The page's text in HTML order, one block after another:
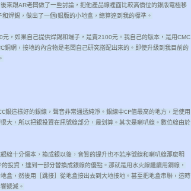
來跟AR老闆做了一些討論，把他產品線裡面比較高價位的銀版電極移
焊錫，做出了一個I銀版的小地盒，總算達到我的標準。
，如果自己提供焊錫和端子，是賣2100元。我自己的版本，是用CMC
網，接地的內含物是老闆自己研究搭配出來的。即使升級到我目前的
銀這樣好的銀線，聲音非常通透純淨。銀線中CP值最高的地方，是使用
大，所以把銀投資在訊號線部分，最划算。其次是喇叭線。數位線由於
線十分傷本，換成銀以後，音質的提升也不若序號線和喇叭線那麼明
投資，達到一部分替換成銀線的優點。那就是用水火線繼續用銅線，
盒，然後用［跳接］從地盒接出去到大地接地。甚至把地盒串聯，這時
遞減。